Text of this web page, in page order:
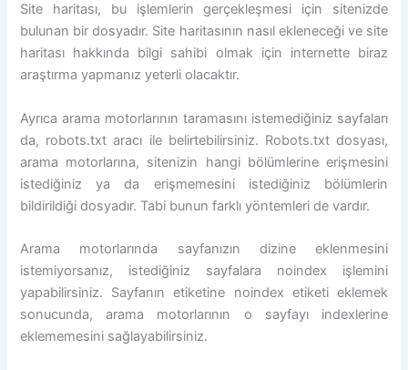
Site haritası, bu işlemlerin gerçekleşmesi için sitenizde
bulunan bir dosyadır. Site haritasının nasıl ekleneceği ve site
haritası hakkında bilgi sahibi olmak için internette biraz
araştırma yapmanız yeterli olacaktır.
Ayrıca arama motorlarının taramasını istemediğiniz sayfaları
da, robots.txt aracı ile belirtebilirsiniz. Robots.txt dosyası,
arama motorlarına, sitenizin hangi bölümlerine erişmesini
istediğiniz ya da erişmemesini istediğiniz bölümlerin
bildirildiği dosyadır. Tabi bunun farklı yöntemleri de vardır.
Arama motorlarında sayfanızın dizine eklenmesini
istemiyorsanız, istediğiniz sayfalara noindex işlemini
yapabilirsiniz. Sayfanın etiketine noindex etiketi eklemek
sonucunda, arama motorlarının o sayfayı indexlerine
eklememesini sağlayabilirsiniz.